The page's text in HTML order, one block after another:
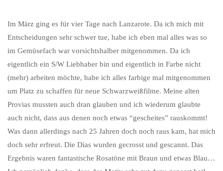
Im März ging es für vier Tage nach Lanzarote. Da ich mich mit
Entscheidungen sehr schwer tue, habe ich eben mal alles was so
im Gemüsefach war vorsichtshalber mitgenommen. Da ich
eigentlich ein S/W Liebhaber bin und eigentlich in Farbe nicht
(mehr) arbeiten möchte, habe ich alles farbige mal mitgenommen
um Platz zu schaffen für neue Schwarzweißfilme. Meine alten
Provias mussten auch dran glauben und ich wiederum glaubte
auch nicht, dass aus denen noch etwas “gescheites” rauskommt!
Was dann allerdings nach 25 Jahren doch noch raus kam, hat mich
doch sehr erfreut. Die Dias wurden gecrosst und gescannt. Das
Ergebnis waren fantastische Rosatöne mit Braun und etwas Blau…